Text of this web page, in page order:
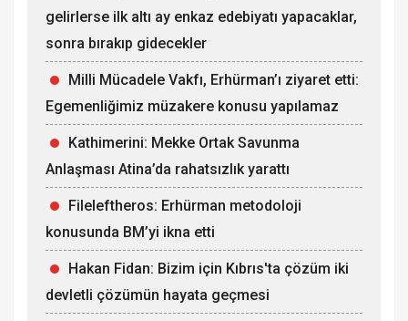
gelirlerse ilk altı ay enkaz edebiyatı yapacaklar,
sonra bırakıp gidecekler
Milli Mücadele Vakfı, Erhürman’ı ziyaret etti:
Egemenliğimiz müzakere konusu yapılamaz
Kathimerini: Mekke Ortak Savunma
Anlaşması Atina’da rahatsızlık yarattı
Fileleftheros: Erhürman metodoloji
konusunda BM’yi ikna etti
Hakan Fidan: Bizim için Kıbrıs'ta çözüm iki
devletli çözümün hayata geçmesi